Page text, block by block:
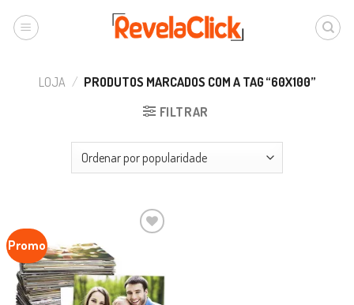
LOJA / PRODUTOS MARCADOS COM A TAG “60X100”
FILTRAR
Promo